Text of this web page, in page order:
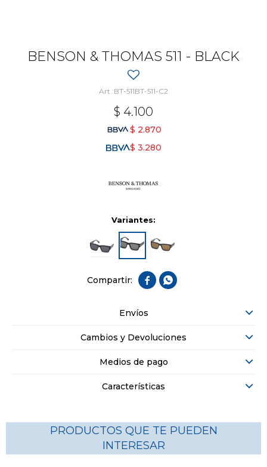
BENSON & THOMAS 511 - BLACK
BT-511BT-511-C2
$ 4.100
$ 2.870
$ 3.280
Variantes:
 
Envíos
Cambios y Devoluciones
Medios de pago
Características
PRODUCTOS QUE TE PUEDEN
INTERESAR